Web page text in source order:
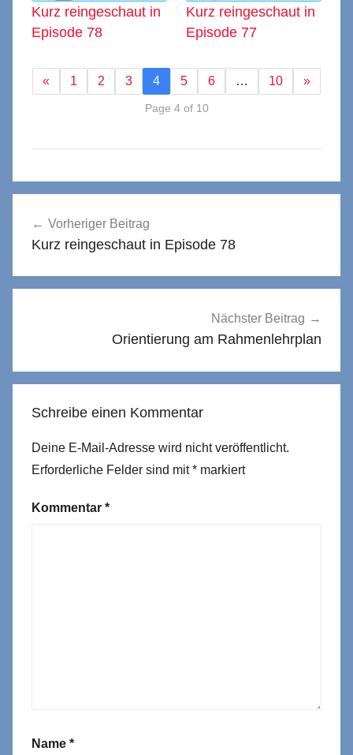
Kurz reingeschaut in
Episode 78
Kurz reingeschaut in
Episode 77
« 1 2 3 4 5 6 … 10 »
Page 4 of 10
Vorheriger Beitrag
Kurz reingeschaut in Episode 78
Nächster Beitrag
Orientierung am Rahmenlehrplan
Schreibe einen Kommentar
Deine E-Mail-Adresse wird nicht veröffentlicht.
Erforderliche Felder sind mit* markiert
Kommentar *
Name *